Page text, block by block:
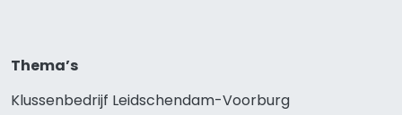
Thema’s
Klussenbedrijf Leidschendam-Voorburg